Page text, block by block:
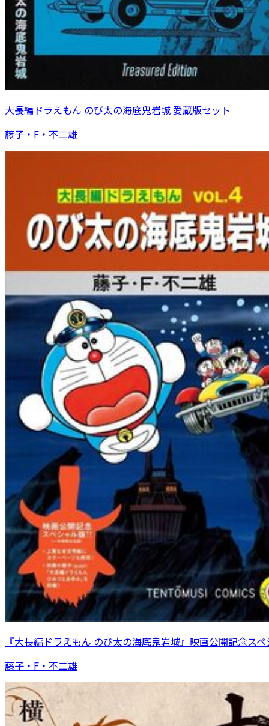
大長編ドラえもん のび太の海底鬼岩城 愛蔵版セット
藤子・F・不二雄
『大長編ドラえもん のび太の海底鬼岩城』映画公開記念ス
藤子・F・不二雄